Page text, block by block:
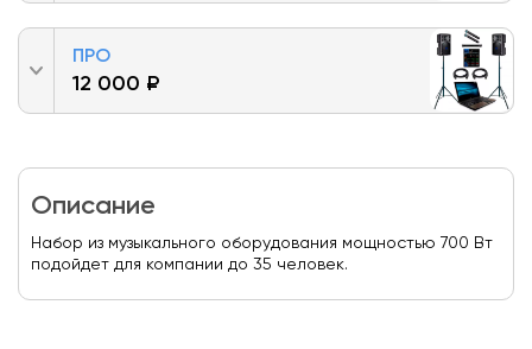
ПРО
12 000 ₽
Описание
Набор из музыкального оборудования мощностью 700 Вт
подойдет для компании до 35 человек.